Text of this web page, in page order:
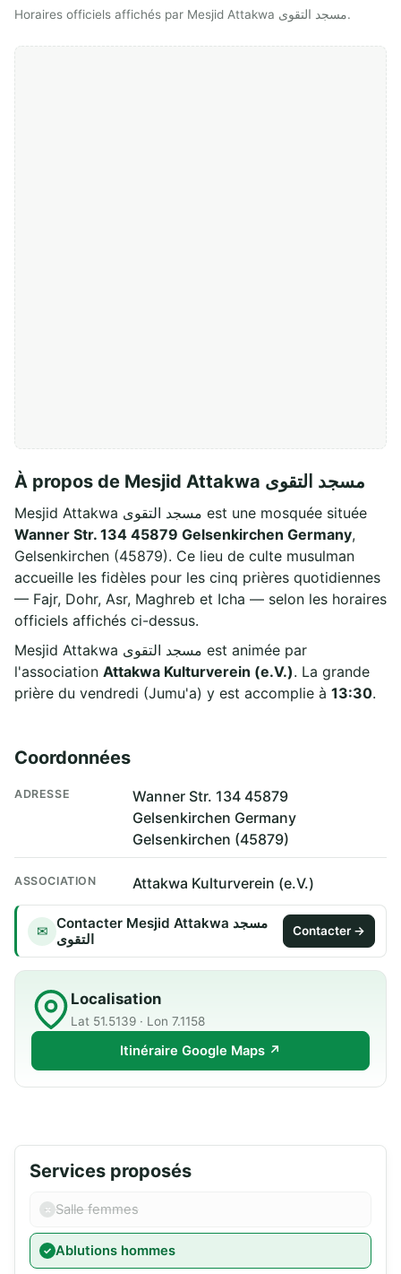
Horaires officiels affichés par Mesjid Attakwa مسجد التقوى.
À propos de Mesjid Attakwa مسجد التقوى
Mesjid Attakwa مسجد التقوى est une mosquée située
Wanner Str. 134 45879 Gelsenkirchen Germany,
Gelsenkirchen (45879). Ce lieu de culte musulman
accueille les fidèles pour les cinq prières quotidiennes
— Fajr, Dohr, Asr, Maghreb et Icha — selon les horaires
officiels affichés ci-dessus.
Mesjid Attakwa مسجد التقوى est animée par
l'association Attakwa Kulturverein (e.V.). La grande
prière du vendredi (Jumu'a) y est accomplie à 13:30.
Coordonnées
ADRESSE
Wanner Str. 134 45879
Gelsenkirchen Germany
Gelsenkirchen (45879)
ASSOCIATION Attakwa Kulturverein (e.V.)
✉ Contacter Mesjid Attakwa مسجد
التقوى
Contacter →
Localisation
Lat 51.5139 · Lon 7.1158
Itinéraire Google Maps ↗
Services proposés
Salle femmes
Ablutions hommes